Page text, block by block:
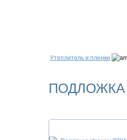
Утеплитель и пленки
ПОДЛОЖКА